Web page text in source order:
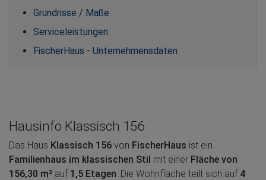
Grundrisse / Maße
Serviceleistungen
FischerHaus - Unternehmensdaten
Hausinfo Klassisch 156
Das Haus Klassisch 156 von FischerHaus ist ein
Familienhaus im klassischen Stil mit einer Fläche von
156,30 m² auf 1,5 Etagen . Die Wohnfläche teilt sich auf 4